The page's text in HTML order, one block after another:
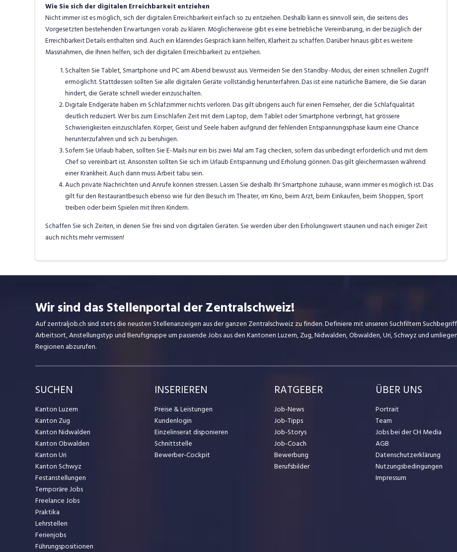
Wie Sie sich der digitalen Erreichbarkeit entziehen
Nicht immer ist es möglich, sich der digitalen Erreichbarkeit einfach so zu entziehen. Deshalb kann es sinnvoll sein, die seitens des
Vorgesetzten bestehenden Erwartungen vorab zu klären. Möglicherweise gibt es eine betriebliche Vereinbarung, in der bezüglich der
Erreichbarkeit Details enthalten sind. Auch ein klärendes Gespräch kann helfen, Klarheit zu schaffen. Darüber hinaus gibt es weitere
Massnahmen, die Ihnen helfen, sich der digitalen Erreichbarkeit zu entziehen.
Schalten Sie Tablet, Smartphone und PC am Abend bewusst aus. Vermeiden Sie den Standby-Modus, der einen schnellen Zugriff
ermöglicht. Stattdessen sollten Sie alle digitalen Geräte vollständig herunterfahren. Das ist eine natürliche Barriere, die Sie daran
hindert, die Geräte schnell wieder einzuschalten.
DigitaleEndgeräte haben im Schlafzimmer nichts verloren. Das gilt übrigens auch für einen Fernseher, der die Schlafqualität
deutlich reduziert. Wer bis zum Einschlafen Zeit mit dem Laptop, dem Tablet oder Smartphone verbringt, hat grössere
Schwierigkeiten einzuschlafen. Körper, Geist und Seele haben aufgrund der fehlenden Entspannungsphase kaum eine Chance
herunterzufahren und sich zu beruhigen.
Sofern Sie Urlaub haben, sollten Sie E-Mails nur ein bis zwei Mal am Tag checken, sofern das unbedingt erforderlich und mit dem
Chef so vereinbart ist. Ansonsten sollten Sie sich im Urlaub Entspannung und Erholung gönnen. Das gilt gleichermassen während
einer Krankheit. Auch dann muss Arbeit tabu sein.
Auch private Nachrichten und Anrufe können stressen. Lassen Sie deshalb Ihr Smartphone zuhause, wann immer es möglich ist. Das
gilt für den Restaurantbesuch ebenso wie für den Besuch im Theater, im Kino, beim Arzt, beim Einkaufen, beim Shoppen, Sport
treiben oder beim Spielen mit Ihren Kindern.
Schaffen Sie sich Zeiten, in denen Sie frei sind von digitalen Geräten. Sie werden über den Erholungswert staunen und nach einiger Zeit
auch nichts mehr vermissen!
Wir sind das Stellenportal der Zentralschweiz!
Auf zentraljob.ch sind stets die neusten Stellenanzeigen aus der ganzen Zentralschweiz zu finden. Definiere mit unseren Suchfiltern
Arbeitsort, Anstellungstyp und Berufsgruppe um passende Jobs aus den Kantonen Luzern, Zug, Nidwalden, Obwalden, Uri, Schwyz und
Regionen abzurufen.
SUCHEN
Kanton Luzern
Kanton Zug
Kanton Nidwalden
Kanton Obwalden
Kanton Uri
Kanton Schwyz
Festanstellungen
Temporäre Jobs
Freelance Jobs
Praktika
Lehrstellen
Ferienjobs
Führungspositionen
INSERIEREN
Preise & Leistungen
Kundenlogin
Einzelinserat disponieren
Schnittstelle
Bewerber-Cockpit
RATGEBER
Job-News
Job-Tipps
Job-Storys
Job-Coach
Bewerbung
Berufsbilder
ÜBER UNS
Portrait
Team
Jobs bei der CH Media
AGB
Datenschutzerklärung
Nutzungsbedingungen
Impressum